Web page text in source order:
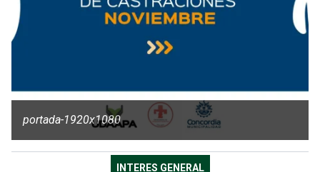
portada-1920x1080
INTERES GENERAL